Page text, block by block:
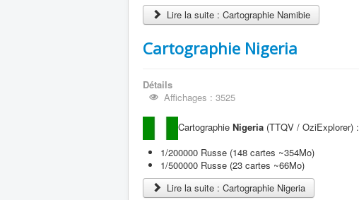
Lire la suite : Cartographie Namibie
Cartographie Nigeria
Détails
Affichages : 3525
Cartographie Nigeria (TTQV / OziExplorer) :
1/200000 Russe (148 cartes ~354Mo)
1/500000 Russe (23 cartes ~66Mo)
Lire la suite : Cartographie Nigeria